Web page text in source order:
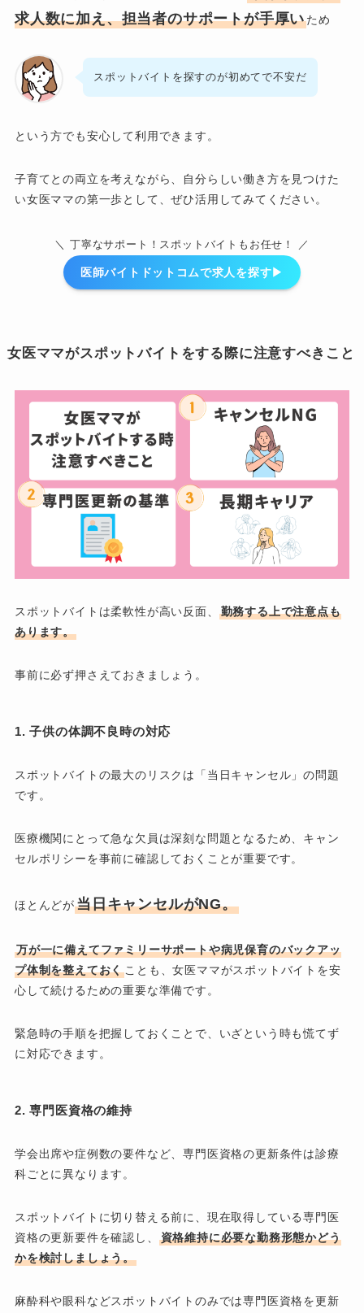
求人数に加え、担当者のサポートが手厚いため
スポットバイトを探すのが初めてで不安だ
という方でも安心して利用できます。
子育てとの両立を考えながら、自分らしい働き方を見つけた
い女医ママの第一歩として、ぜひ活用してみてください。
＼ 丁寧なサポート！スポットバイトもお任せ！ ／
医師バイトドットコムで求人を探す▶︎
女医ママがスポットバイトをする際に注意すべきこと
スポットバイトは柔軟性が高い反面、
勤務する上で注意点も
あります。
事前に必ず押さえておきましょう。
1. 子供の体調不良時の対応
スポットバイトの最大のリスクは「当日キャンセル」の問題
です。
医療機関にとって急な欠員は深刻な問題となるため、キャン
セルポリシーを事前に確認しておくことが重要です。
ほとんどが当日キャンセルがNG。
万が一に備えてファミリーサポートや病児保育のバックアッ
プ体制を整えておく ことも、女医ママがスポットバイトを安
心して続けるための重要な準備です。
緊急時の手順を把握しておくことで、いざという時も慌てず
に対応できます。
2. 専門医資格の維持
学会出席や症例数の要件など、専門医資格の更新条件は診療
科ごとに異なります。
スポットバイトに切り替える前に、現在取得している専門医
資格の更新要件を確認し、
資格維持に必要な勤務形態かどう
かを検討しましょう。
麻酔科や眼科などスポットバイトのみでは専門医資格を更新